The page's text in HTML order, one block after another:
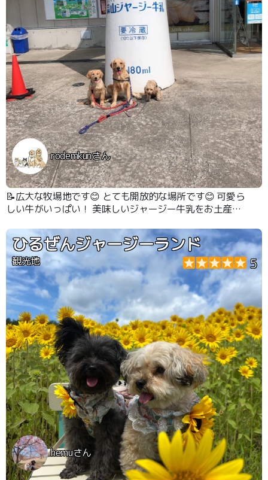
rodemkunさん
📝広大な牧場地です😊 とても開放的な場所です😊 可愛ら
しい牛がいっぱい！ 美味しいジャージー牛乳をお土産に
ひるぜんジャージーランド
観光地 5
hemuさん